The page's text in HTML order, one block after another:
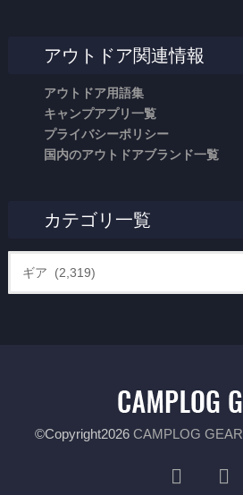
アウトドア関連情報
アウトドア用語集
キャンプアプリ一覧
プライバシーポリシー
国内のアウトドアブランド一覧
カテゴリ一覧
©Copyright2026 CAMPLOG GEAR